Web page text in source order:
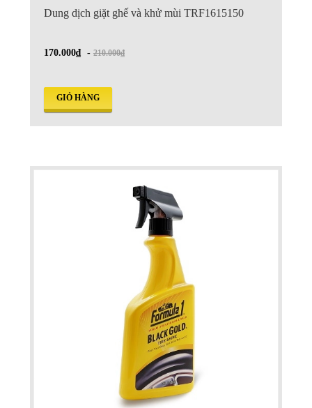
Dung dịch giặt ghế và khử mùi TRF1615150
170.000₫ - 210.000₫
GIỎ HÀNG